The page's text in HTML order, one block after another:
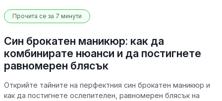
Прочита се за 7 минути
Син брокатен маникюр: как да
комбинирате нюанси и да постигнете
равномерен блясък
Открийте тайните на перфектния син брокатен маникюр и
как да постигнете ослепителен, равномерен блясък на